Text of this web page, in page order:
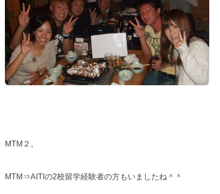
MTM ２。
MTM ⇒AITI の2校留学経験者の方もいましたね＾＾